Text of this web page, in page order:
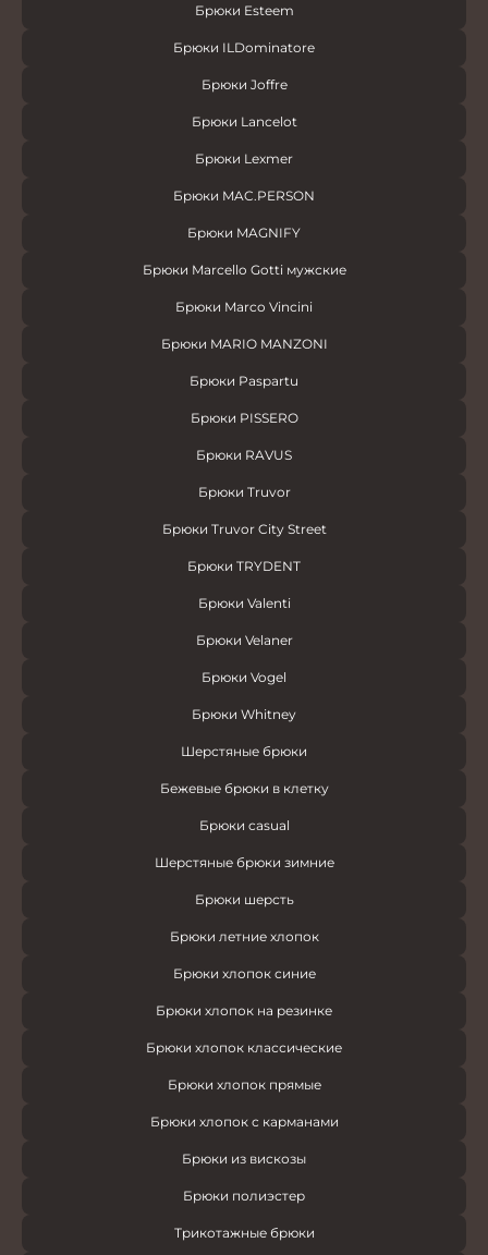
Брюки Esteem
Брюки ILDominatore
Брюки Joffre
Брюки Lancelot
Брюки Lexmer
Брюки MAC.PERSON
Брюки MAGNIFY
Брюки Marcello Gotti мужские
Брюки Marco Vincini
Брюки MARIO MANZONI
Брюки Paspartu
Брюки PISSERO
Брюки RAVUS
Брюки Truvor
Брюки Truvor City Street
Брюки TRYDENT
Брюки Valenti
Брюки Velaner
Брюки Vogel
Брюки Whitney
Шерстяные брюки
Бежевые брюки в клетку
Брюки casual
Шерстяные брюки зимние
Брюки шерсть
Брюки летние хлопок
Брюки хлопок синие
Брюки хлопок на резинке
Брюки хлопок классические
Брюки хлопок прямые
Брюки хлопок с карманами
Брюки из вискозы
Брюки полиэстер
Трикотажные брюки